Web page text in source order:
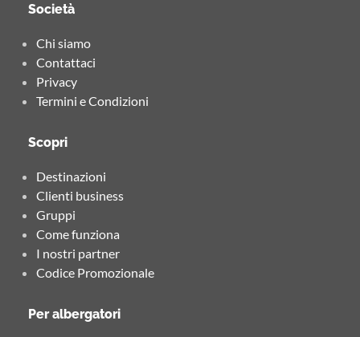
Società
Chi siamo
Contattaci
Privacy
Termini e Condizioni
Scopri
Destinazioni
Clienti business
Gruppi
Come funziona
I nostri partner
Codice Promozionale
Per albergatori